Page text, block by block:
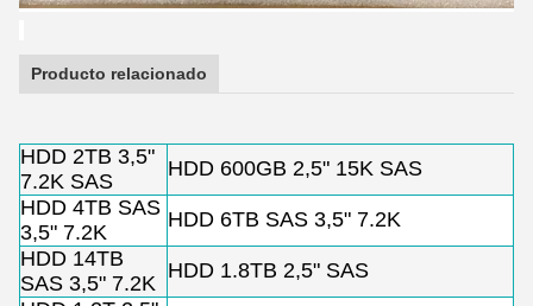
Producto relacionado
HDD 2TB 3,5"
7.2K SAS
HDD 600GB 2,5" 15K SAS
HDD 4TB SAS
3,5" 7.2K
HDD 6TB SAS 3,5" 7.2K
HDD 14TB
SAS 3,5" 7.2K
HDD 1.8TB 2,5" SAS